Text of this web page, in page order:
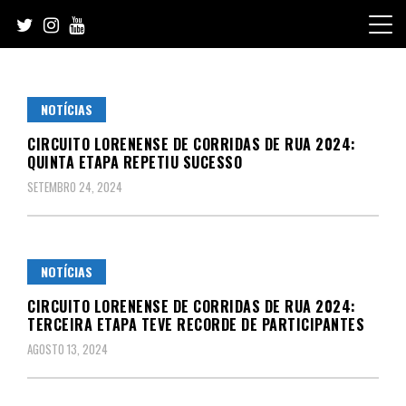
content
NOTÍCIAS
CIRCUITO LORENENSE DE CORRIDAS DE RUA 2024:
QUINTA ETAPA REPETIU SUCESSO
SETEMBRO 24, 2024
NOTÍCIAS
CIRCUITO LORENENSE DE CORRIDAS DE RUA 2024:
TERCEIRA ETAPA TEVE RECORDE DE PARTICIPANTES
AGOSTO 13, 2024